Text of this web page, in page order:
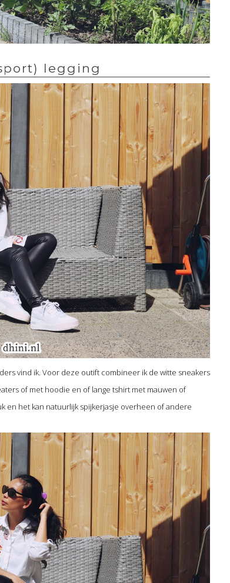
legging
vind ik. Voor deze outift combineer ik de witte sneakers
of met hoodie en of lange tshirt met mauwen of
en het kan natuurlijk spijkerjasje overheen of andere